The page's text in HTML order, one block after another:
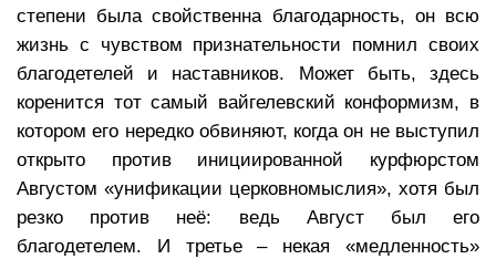
степени была свойственна благодарность, он всю
жизнь с чувством признательности помнил своих
благодетелей и наставников. Может быть, здесь
коренится тот самый вайгелевский конформизм, в
котором его нередко обвиняют, когда он не выступил
открыто против инициированной курфюрстом
Августом «унификации церковномыслия», хотя был
резко против неё: ведь Август был его
благодетелем. И третье – некая «медленность»